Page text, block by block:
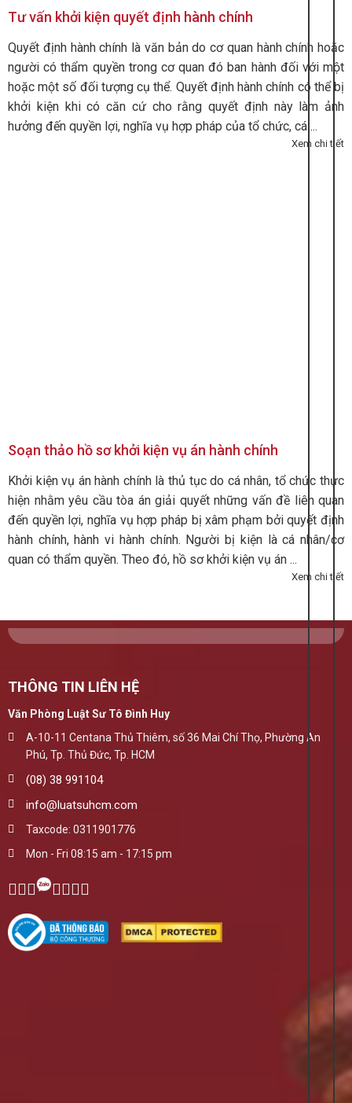
Tư vấn khởi kiện quyết định hành chính
Quyết định hành chính là văn bản do cơ quan hành chính hoặc
người có thẩm quyền trong cơ quan đó ban hành đối với một
hoặc một số đối tượng cụ thể. Quyết định hành chính có thể bị
khởi kiện khi có căn cứ cho rằng quyết định này làm ảnh
hưởng đến quyền lợi, nghĩa vụ hợp pháp của tổ chức, cá ...
Xem chi tiết
Soạn thảo hồ sơ khởi kiện vụ án hành chính
Khởi kiện vụ án hành chính là thủ tục do cá nhân, tổ chức thực
hiện nhằm yêu cầu tòa án giải quyết những vấn đề liên quan
đến quyền lợi, nghĩa vụ hợp pháp bị xâm phạm bởi quyết định
hành chính, hành vi hành chính. Người bị kiện là cá nhân/cơ
quan có thẩm quyền. Theo đó, hồ sơ khởi kiện vụ án ...
Xem chi tiết
THÔNG TIN LIÊN HỆ
Văn Phòng Luật Sư Tô Đình Huy
A-10-11 Centana Thủ Thiêm, số 36 Mai Chí Thọ, Phường An
Phú, Tp. Thủ Đức, Tp. HCM
(08) 38 991104
info@luatsuhcm.com
Taxcode: 0311901776
Mon - Fri 08:15 am - 17:15 pm